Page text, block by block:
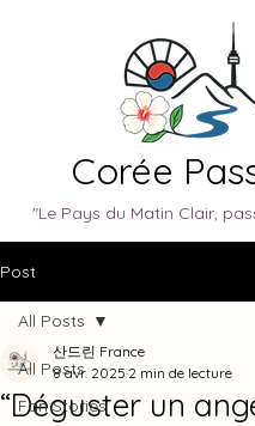
Corée
"Le Pays du Matin Clair,
Post
All Posts
Fan Stories
All Posts
“Déguster un
산드린 France
8 avr. 2025 2 min de lecture